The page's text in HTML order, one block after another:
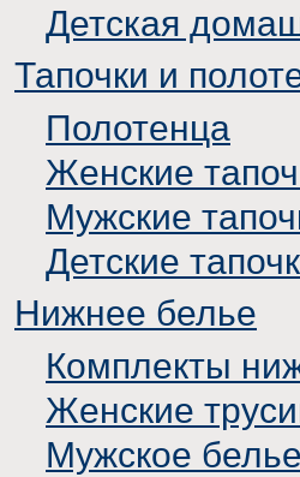
Детская
Тапочки и
Полотенца
Женские
Мужские
Детские
Нижнее белье
Комплекты
Женские
Мужское белье